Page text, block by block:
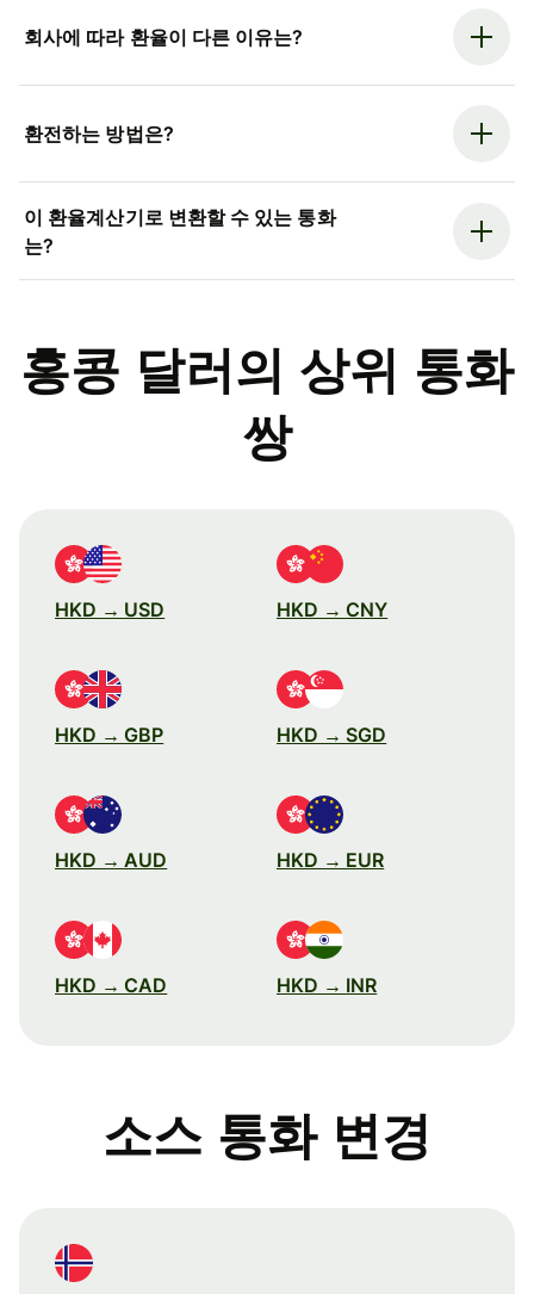
회사에 따라 환율이 다른 이유는?
환전하는 방법은?
이 환율계산기로 변환할 수 있는 통화
는?
홍콩 달러의 상위 통화
쌍
HKD → USD HKD → CNY
HKD → GBP HKD → SGD
HKD → AUD HKD → EUR
HKD → CAD HKD → INR
소스 통화 변경